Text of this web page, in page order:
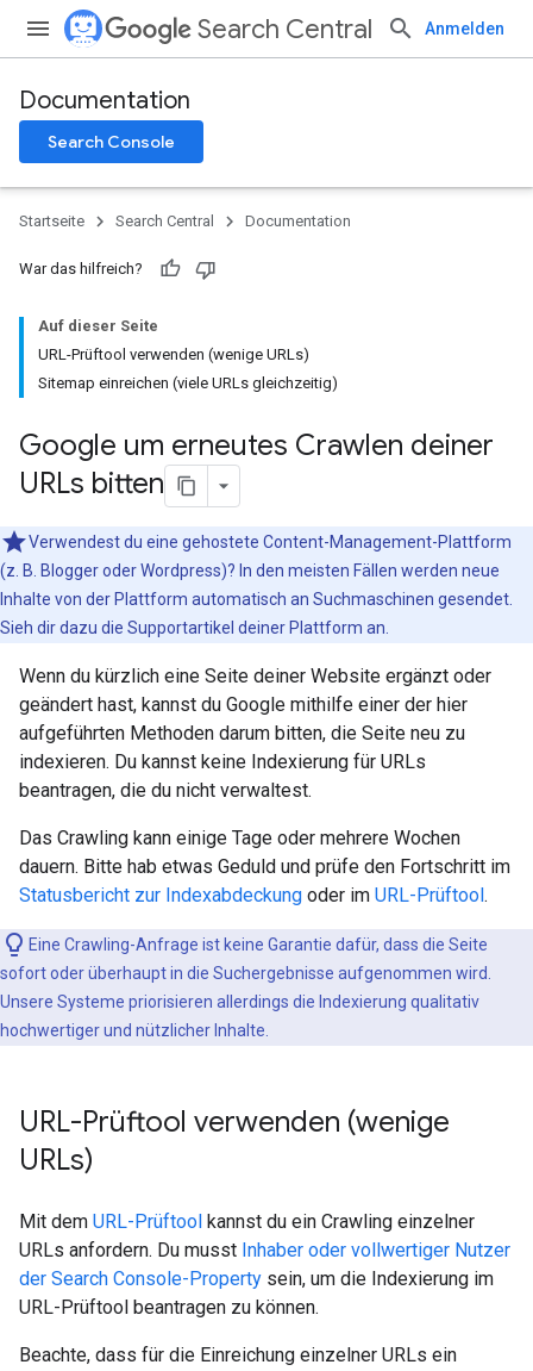
Search Central Anmelden
Documentation
Search Console
Startseite Search Central Documentation
War das hilfreich?
Auf dieser Seite
URL-Prüftool verwenden (wenige URLs)
Sitemap einreichen (viele URLs gleichzeitig)
Google um erneutes Crawlen deiner
URLs bitten
Verwendest du eine gehostete Content-Management-Plattform
(z. B. Blogger oder Wordpress)? In den meisten Fällen werden neue
Inhalte von der Plattform automatisch an Suchmaschinen gesendet.
Sieh dir dazu die Supportartikel deiner Plattform an.
Wenn du kürzlich eine Seite deiner Website ergänzt oder
geändert hast, kannst du Google mithilfe einer der hier
aufgeführten Methoden darum bitten, die Seite neu zu
indexieren. Du kannst keine Indexierung für URLs
beantragen, die du nicht verwaltest.
Das Crawling kann einige Tage oder mehrere Wochen
dauern. Bitte hab etwas Geduld und prüfe den Fortschritt im
Statusbericht zur Indexabdeckung oder im URL-Prüftool.
Eine Crawling-Anfrage ist keine Garantie dafür, dass die Seite
sofort oder überhaupt in die Suchergebnisse aufgenommen wird.
Unsere Systeme priorisieren allerdings die Indexierung qualitativ
hochwertiger und nützlicher Inhalte.
URL-Prüftool verwenden (wenige
URLs)
Mit dem URL-Prüftool kannst du ein Crawling einzelner
URLs anfordern. Du musst Inhaber oder vollwertiger Nutzer
der Search Console-Property sein, um die Indexierung im
URL-Prüftool beantragen zu können.
Beachte, dass für die Einreichung einzelner URLs ein